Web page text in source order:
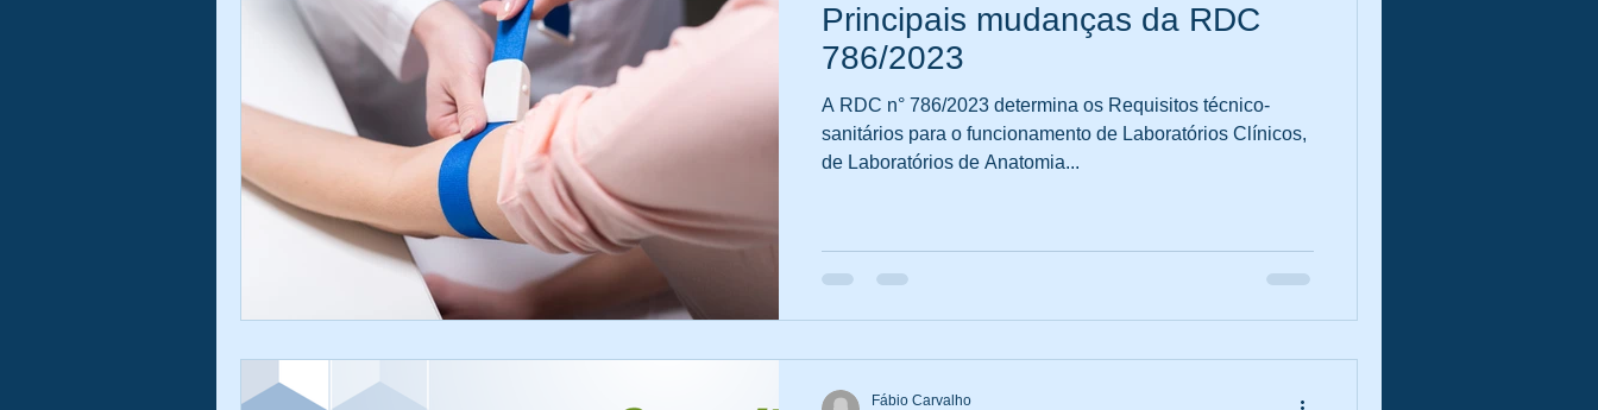
Principais mudanças da RDC
786/2023
A RDC n° 786/2023 determina os Requisitos técnico-
sanitários para o funcionamento de Laboratórios Clínicos,
de Laboratórios de Anatomia...
Fábio Carvalho